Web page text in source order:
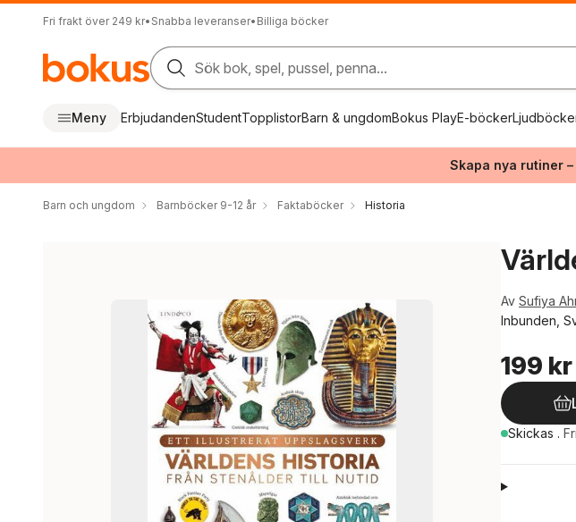
Fri frakt över 249 kr• Snabba leveranser• Billiga böcker
Sök bok, spel, pussel, penna...
Meny ErbjudandenStudentTopplistorBarn & ungdomBokus PlayE-böcker
Skapa nya rutiner
Barn och ungdom Barnböcker 9-12 år Faktaböcker Historia
Av Sufiya
Inbunden,
199 kr
Skickas .